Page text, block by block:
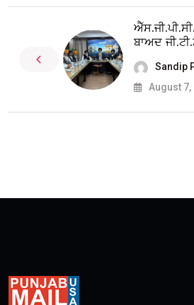
ਬਾਅਦ
Sandip
August 7,